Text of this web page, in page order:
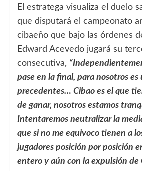
El estratega visualiza el duelo
que disputará el campeonato
cibaeño que bajo las órdenes
Edward Acevedo jugará su
consecutiva,
pase en la final, para nosotros es
precedentes… Cibao es el que
de ganar, nosotros estamos
Intentaremos neutralizar la
que si no me equivoco tienen a
jugadores posición por posición
entero y aún con la expulsión de